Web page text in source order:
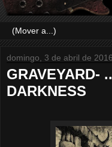
domingo, 3 de abril de 2016
GRAVEYARD-
DARKNESS